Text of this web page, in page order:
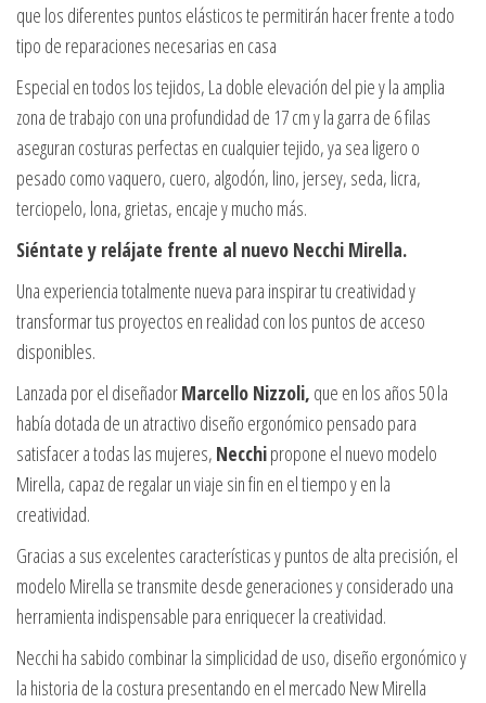
que los diferentes puntos elásticos te permitirán hacer frente a todo
tipo de reparaciones necesarias en casa
Especial en todos los tejidos, La doble elevación del pie y la amplia
zona de trabajo con una profundidad de 17 cm y la garra de 6 filas
aseguran costuras perfectas en cualquier tejido, ya sea ligero o
pesado como vaquero, cuero, algodón, lino, jersey, seda, licra,
terciopelo, lona, grietas, encaje y mucho más.
Siéntate y relájate frente al nuevo Necchi Mirella.
Una experiencia totalmente nueva para inspirar tu creatividad y
transformar tus proyectos en realidad con los puntos de acceso
disponibles.
Lanzada por el diseñadorMarcello Nizzoli, que en los años 50 la
había dotada de un atractivo diseño ergonómico pensado para
satisfacer a todas las mujeres, Necchipropone el nuevo modelo
Mirella, capaz de regalar un viaje sin fin en el tiempo y en la
creatividad.
Gracias a sus excelentes características y puntos de alta precisión, el
modelo Mirella se transmite desde generaciones y considerado una
herramienta indispensable para enriquecer la creatividad.
Necchi ha sabido combinar la simplicidad de uso, diseño ergonómico y
la historia de la costura presentando en el mercado New Mirella